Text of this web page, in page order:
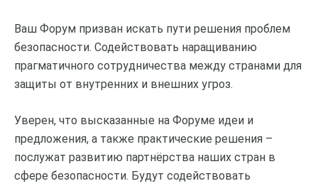
Ваш Форум призван искать пути решения проблем
безопасности. Содействовать наращиванию
прагматичного сотрудничества между странами для
защиты от внутренних и внешних угроз.
Уверен, что высказанные на Форуме идеи и
предложения, а также практические решения –
послужат развитию партнёрства наших стран в
сфере безопасности. Будут содействовать